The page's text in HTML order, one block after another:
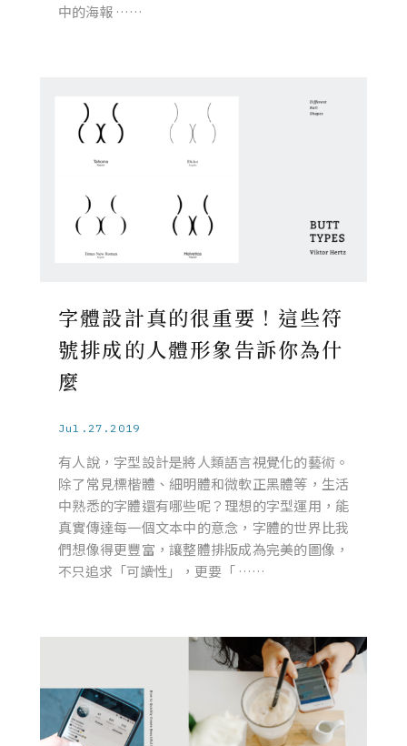
中的海報 ……
字體設計真的很重要！這些符
號排成的人體形象告訴你為什
麼
Jul.27.2019
有人說，字型設計是將人類語言視覺化的藝術。
除了常見標楷體、細明體和微軟正黑體等，生活
中熟悉的字體還有哪些呢？理想的字型運用，能
真實傳達每一個文本中的意念，字體的世界比我
們想像得更豐富，讓整體排版成為完美的圖像，
不只追求「可讀性」，更要「 ……